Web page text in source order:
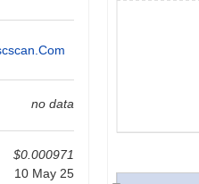
no data
$0.000971
10 May 25